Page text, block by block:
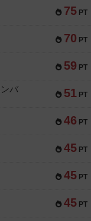
75 PT
70 PT
59 PT
51 PT
バ
46 PT
45 PT
45 PT
45 PT